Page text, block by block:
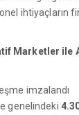
ihtiyaçların
Marketler ile
imzalandı
genelindeki